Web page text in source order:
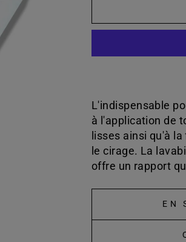
L'indispensable
à l'application de
lisses ainsi qu'à
le cirage. La
offre un rapport
EN